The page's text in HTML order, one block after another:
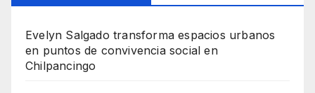
Evelyn Salgado transforma espacios urbanos
en puntos de convivencia social en
Chilpancingo